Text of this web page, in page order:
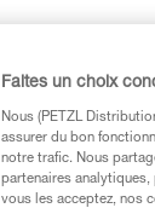
des
les
Faites un choix
Nous (PETZL
assurer du bon
notre trafic. Nous
partenaires
vous les acceptez, nos